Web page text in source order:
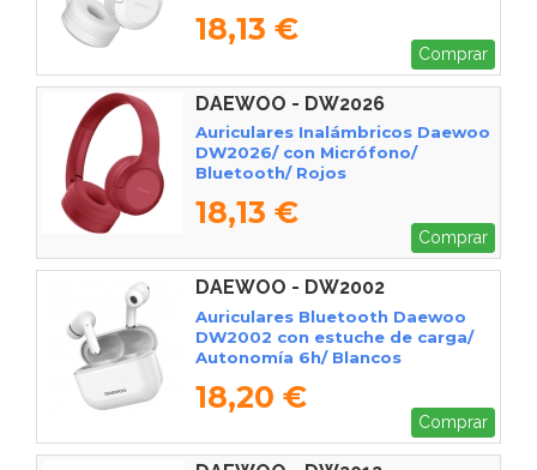
18,13 €
Comprar
DAEWOO - DW2026
Auriculares Inalámbricos Daewoo
DW2026/ con Micrófono/
Bluetooth/ Rojos
18,13 €
Comprar
DAEWOO - DW2002
Auriculares Bluetooth Daewoo
DW2002 con estuche de carga/
Autonomía 6h/ Blancos
18,20 €
Comprar